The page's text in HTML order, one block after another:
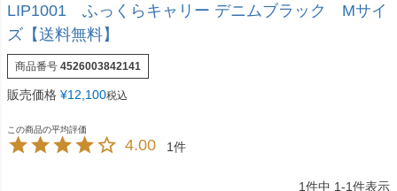
LIP1001 ふっくらキャリー デニムブラック Mサイ
ズ【送料無料】
商品番号 4526003842141
販売価格 ¥12,100税込
4.00 1
1件中 1-1件表示